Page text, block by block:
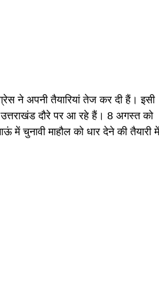
ने अपनी तैयारियां तेज कर दी हैं। इसी
उत्तराखंड दौरे पर आ रहे हैं। 8 अगस्त को
में चुनावी माहौल को धार देने की तैयारी में